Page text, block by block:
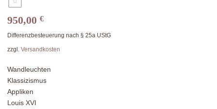
950,00 €
Differenzbesteuerung nach § 25a UStG
zzgl. Versandkosten
Wandleuchten
Klassizismus
Appliken
Louis XVI